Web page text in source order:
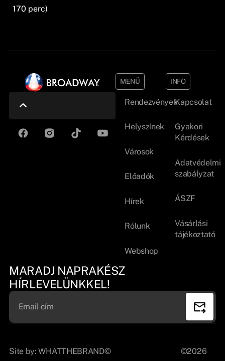
170 perc)
MENÜ
Rendezvények
Helyszínek
Városok
Előadók
Hírek
Rólunk
Webshop
INFO
Kapcsolat
Gyakori
Kérdések
Adatvédelmi
szabályzat
ÁSZF
Vásárlási
tájékoztató
MARADJ NAPRAKÉSZ
HÍRLEVELÜNKKEL!
Site by:WHATTHEBRAND© ©2026